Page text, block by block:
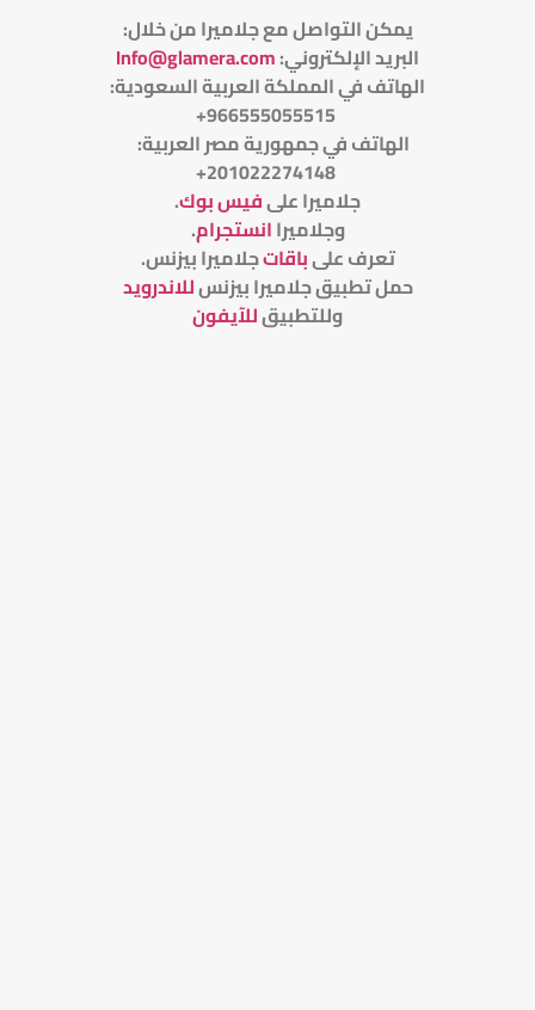
يمكن التواصل مع جلاميرا من خلال:
البريد الإلكتروني:
Info@glamera.com
الهاتف في المملكة العربية السعودية:
الهاتف في جمهورية مصر العربية:
جلاميرا علىفيس بوك.
وجلاميراانستجرام.
تعرف علىباقاتجلاميرا بيزنس.
حمل تطبيق جلاميرا بيزنسللاندرويد
وللتطبيقللآيفون